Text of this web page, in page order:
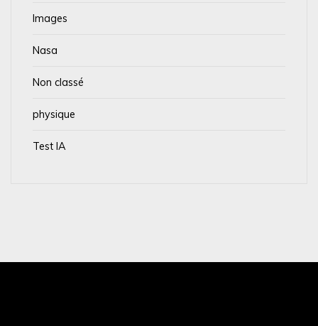
Images
Nasa
Non classé
physique
Test IA